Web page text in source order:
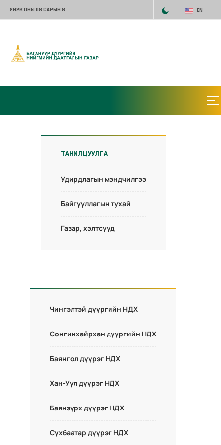
2026 ОНЫ 08 САРЫН 8 EN
ТАНИЛЦУУЛГА
Удирдлагын мэндчилгээ
Байгууллагын тухай
Газар, хэлтсүүд
Чингэлтэй дүүргийн НДХ
Сонгинхайрхан дүүргийн НДХ
Баянгол дүүрэг НДХ
Хан-Уул дүүрэг НДХ
Баянзүрх дүүрэг НДХ
Сүхбаатар дүүрэг НДХ